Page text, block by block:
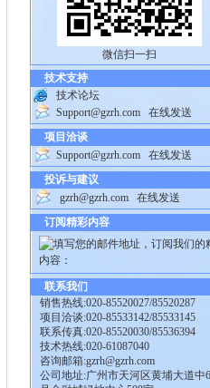
微信扫一扫
技术支持
技术论坛
Support@gzrh.com
在线发送
项目洽谈
Support@gzrh.com
在线发送
投诉与建议
gzrh@gzrh.com
在线发送
订阅精彩内容
联系我们
销售热线:020-85520027/85520287
项目洽谈:020-85533142/85533145
联系传真:020-85520030/85536394
技术热线:020-61087040
咨询邮箱:gzrh@gzrh.com
公司地址:广州市天河区黄埔大道中